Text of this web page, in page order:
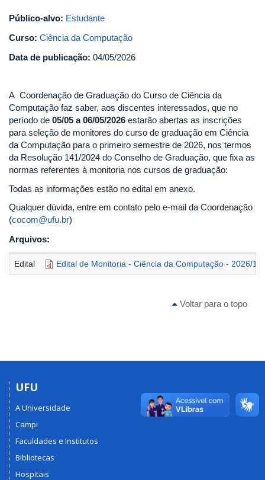
Público-alvo: Estudante
Curso: Ciência da Computação
Data de publicação: 04/05/2026
A Coordenação de Graduação do Curso de Ciência da
Computação faz saber, aos discentes interessados, que no
período de 05/05 a 06/05/2026 estarão abertas as inscrições
para seleção de monitores do curso de graduação em Ciência
da Computação para o primeiro semestre de 2026, nos termos
da Resolução 141/2024 do Conselho de Graduação, que fixa as
normas referentes à monitoria nos cursos de graduação:
Todas as informações estão no edital em anexo.
Qualquer dúvida, entre em contato pelo e-mail da Coordenação
(cocom@ufu.br)
Arquivos:
Edital Edital de Monitoria - Ciência da Computação - 2026/1
Voltar para o topo
UFU
A Universidade
Campi
Faculdades e Institutos
Bibliotecas
Hospitais